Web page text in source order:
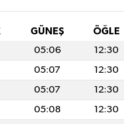
GÜNEŞ ÖĞLE
05:06 12:30
05:07 12:30
05:07 12:30
05:08 12:30